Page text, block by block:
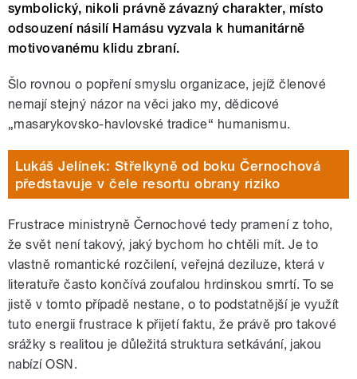
symbolický, nikoli právně závazný charakter, místo
odsouzení násilí Hamásu vyzvala k humanitárně
motivovanému klidu zbraní.
Šlo rovnou o popření smyslu organizace, jejíž členové
nemají stejný názor na věci jako my, dědicové
„masarykovsko-havlovské tradice“ humanismu.
Lukáš Jelínek: Střelkyně od boku Černochová
představuje v čele resortu obrany riziko
Frustrace ministryně Černochové tedy pramení z toho,
že svět není takový, jaký bychom ho chtěli mít. Je to
vlastně romantické rozčilení, veřejná deziluze, která v
literatuře často končívá zoufalou hrdinskou smrtí. To se
jistě v tomto případě nestane, o to podstatnější je využít
tuto energii frustrace k přijetí faktu, že právě pro takové
srážky s realitou je důležitá struktura setkávání, jakou
nabízí OSN.